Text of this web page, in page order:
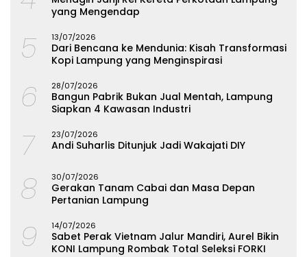
yang Mengendap
5 13/07/2026
Dari Bencana ke Mendunia: Kisah Transformasi
Kopi Lampung yang Menginspirasi
6 28/07/2026
Bangun Pabrik Bukan Jual Mentah, Lampung
Siapkan 4 Kawasan Industri
7 23/07/2026
Andi Suharlis Ditunjuk Jadi Wakajati DIY
8 30/07/2026
Gerakan Tanam Cabai dan Masa Depan
Pertanian Lampung
9 14/07/2026
Sabet Perak Vietnam Jalur Mandiri, Aurel Bikin
KONI Lampung Rombak Total Seleksi FORKI